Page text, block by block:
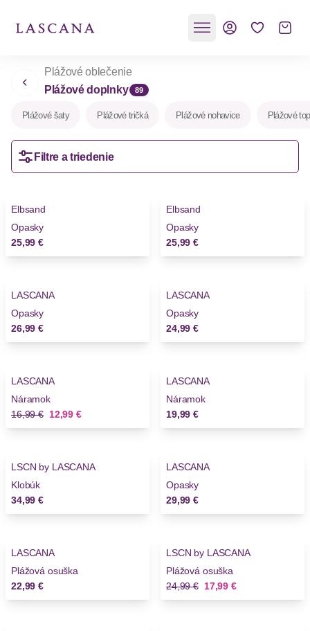
Plážové oblečenie
Plážové doplnky
89
Plážové šaty Plážové tričká Plážové nohavice Plážové
Filtre a triedenie
Novinky
Elbsand
Opasky
25,99 €
Novinky
Elbsand
Opasky
25,99 €
LASCANA
Opasky
26,99 €
LASCANA
Opasky
24,99 €
LASCANA
Náramok
Stará cena
16,99 € Nová cena
12,99 €
LASCANA
Náramok
19,99 €
LSCN by LASCANA
Klobúk
34,99 €
LASCANA
Opasky
29,99 €
LASCANA
Plážová osuška
22,99 €
LSCN by LASCANA
Plážová osuška
Stará cena
24,99 € Nová cena
17,99 €